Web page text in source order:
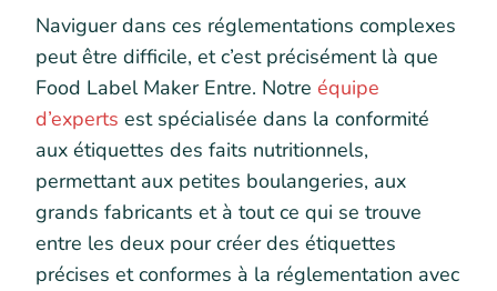
Naviguer dans ces réglementations complexes
peut être difficile, et c’est précisément là que
Food Label Maker Entre. Notre équipe
d’experts est spécialisée dans la conformité
aux étiquettes des faits nutritionnels,
permettant aux petites boulangeries, aux
grands fabricants et à tout ce qui se trouve
entre les deux pour créer des étiquettes
précises et conformes à la réglementation avec